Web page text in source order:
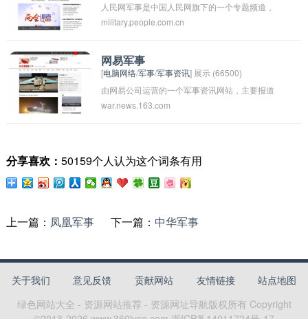
务的读者和观众。
人民网军事是中国人民网旗下的一个专题频道，
主要报道军事相关新闻、评论和分析。该频道涵
内容，是中国人民网军事类新闻的重要平台之
一。通过该频道，读者可以了解到最新的军事信
息和国际军事形势。
military.people.com.cn
网易军事
[电脑网络/军事/军事资讯] 展示 (66500)
由网易公司运营的一个军事资讯网站，主要报道
国内外军事新闻、军事科技、军事历史等内容。
涵盖了陆军、海军、空军等各个领域的军事信
息，受到许多军事爱好者和专业人士的关注和支
war.news.163.com
分享喜欢： 50159个人认为这个词条有用
上一篇： 凤凰军事 下一篇： 中华军事
关于我们 意见反馈 贡献网站 友情链接
站点地图
绿色网站大全 - 资源网站推荐 - 资源网址导航版权所有 Copyright